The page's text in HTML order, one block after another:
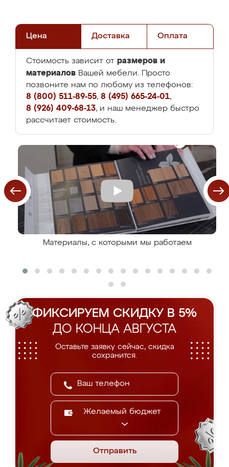
Цена Доставка Оплата
Стоимость зависит от размеров и
материалов Вашей мебели. Просто
позвоните нам по любому из телефонов:
8 (800) 511-89-55, 8 (495) 665-24-01,
8 (926) 409-68-13, и наш менеджер быстро
рассчитает стоимость.
Материалы, с которыми мы работаем
ФИКСИРУЕМ СКИДКУ В 5%
ДО КОНЦА АВГУСТА
Оставьте заявку сейчас, скидка
сохранится.
Желаемый бюджет
Отправить